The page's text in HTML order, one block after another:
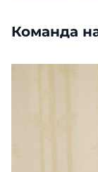
Команда